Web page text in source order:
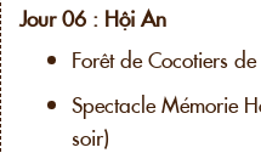
Jour 06 : Hội An
Forêt de Cocotiers
Spectacle Mémorie
soir)